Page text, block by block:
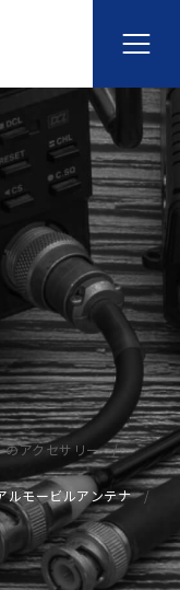
アクセサリー
モービルアンテナ